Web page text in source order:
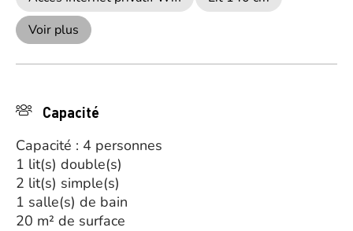
Voir plus
Capacité
Capacité : 4 personnes
1 lit(s) double(s)
2 lit(s) simple(s)
1 salle(s) de bain
20 m² de surface